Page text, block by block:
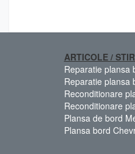
ARTICOLE /
Reparatie plansa
Reparatie plansa
Reconditionare
Reconditionare
Plansa de bord
Plansa bord